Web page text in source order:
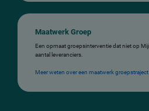
Maatwerk Groep
Een opmaat groepsinterventie dat niet op
aantal leveranciers.
Meer weten over een maatwerk groepstraject